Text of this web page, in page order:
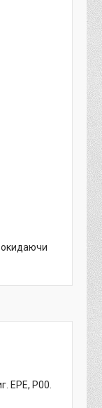
EPE, P00.